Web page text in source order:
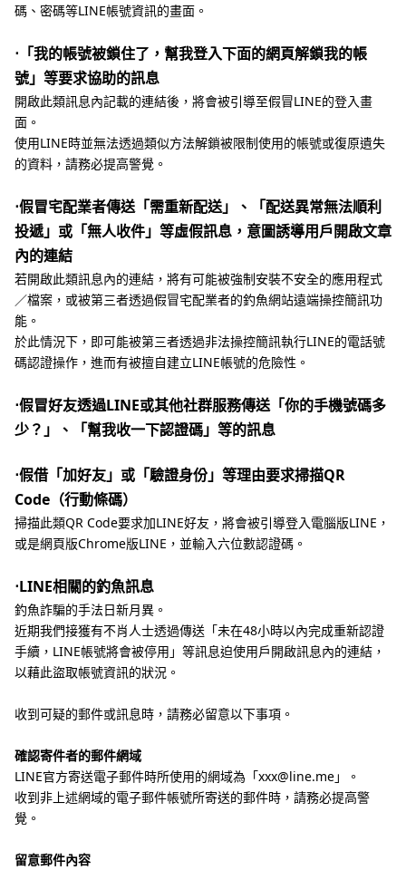
碼、密碼等LINE帳號資訊的畫面。
⋅「我的帳號被鎖住了，幫我登入下面的網頁解鎖我的帳
號」等要求協助的訊息
開啟此類訊息內記載的連結後，將會被引導至假冒LINE的登入畫
面。
使用LINE時並無法透過類似方法解鎖被限制使用的帳號或復原遺失
的資料，請務必提高警覺。
⋅假冒宅配業者傳送「需重新配送」、「配送異常無法順利
投遞」或「無人收件」等虛假訊息，意圖誘導用戶開啟文章
內的連結
若開啟此類訊息內的連結，將有可能被強制安裝不安全的應用程式
／檔案，或被第三者透過假冒宅配業者的釣魚網站遠端操控簡訊功
能。
於此情況下，即可能被第三者透過非法操控簡訊執行LINE的電話號
碼認證操作，進而有被擅自建立LINE帳號的危險性。
⋅假冒好友透過LINE或其他社群服務傳送「你的手機號碼多
少？」、「幫我收一下認證碼」等的訊息
⋅假借「加好友」或「驗證身份」等理由要求掃描QR
Code（行動條碼）
掃描此類QR Code要求加LINE好友，將會被引導登入電腦版LINE，
或是網頁版Chrome版LINE，並輸入六位數認證碼。
⋅LINE相關的釣魚訊息
釣魚詐騙的手法日新月異。
近期我們接獲有不肖人士透過傳送「未在48小時以內完成重新認證
手續，LINE帳號將會被停用」等訊息迫使用戶開啟訊息內的連結，
以藉此盜取帳號資訊的狀況。
收到可疑的郵件或訊息時，請務必留意以下事項。
確認寄件者的郵件網域
LINE官方寄送電子郵件時所使用的網域為「xxx@line.me」。
收到非上述網域的電子郵件帳號所寄送的郵件時，請務必提高警
覺。
留意郵件內容